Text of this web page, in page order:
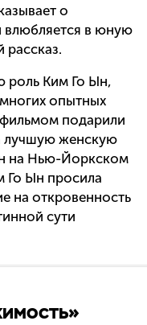
о
влюбляется в юную
рассказ.
роль Ким Го Ын,
опытных
фильмом подарили
лучшую женскую
на Нью-Йоркском
Го Ын просила
на откровенность
сути